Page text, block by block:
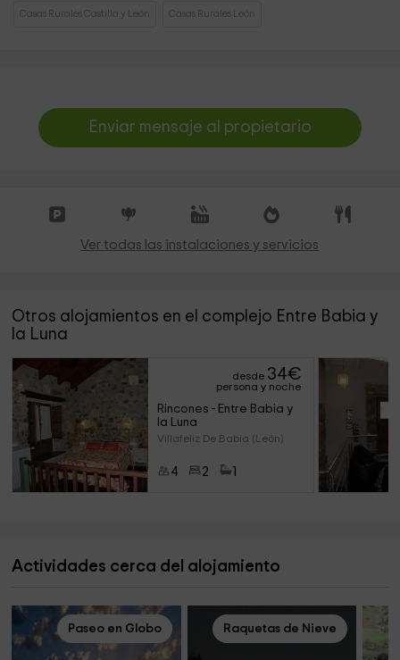
Casas Rurales Castilla y León Casas Rurales León
Enviar mensaje al propietario
Ver todas las instalaciones y servicios
Otros alojamientos en el complejo Entre Babia y
la Luna
desde 34€
persona y noche
Rincones - Entre Babia y
la Luna
Villafeliz De Babia (León)
4 2
Actividades cerca del alojamiento
Paseo en Globo Raquetas de Nieve